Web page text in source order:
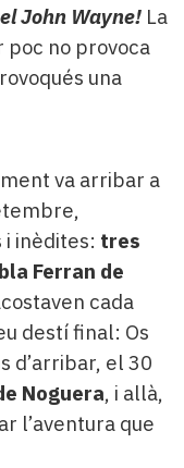
John Wayne! La
poc no provoca
una
va arribar a
inèdites: tres
Ferran de
cada
destí final: Os
d’arribar, el 30
Noguera, i allà,
l’aventura que